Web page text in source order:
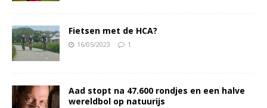
Fietsen met de HCA?
16/05/2023 1
Aad stopt na 47.600 rondjes en een halve
wereldbol op natuurijs